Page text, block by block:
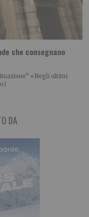
che consegnano
«Negli ultimi
DA